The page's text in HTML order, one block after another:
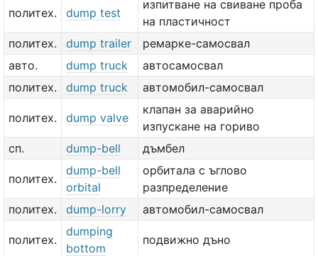
политех. dump test
изпитване на свиване проба
на пластичност
политех.
dump trailer
ремарке-самосвал
авто.
dump truck
автосамосвал
политех.
dump truck автомобил-самосвал
политех. dump valve
клапан за аварийно
изпускане на гориво
сп.
dump-bell дъмбел
политех.
dump-bell
orbital
орбитала с ъглово
разпределение
политех.
dump-lorry автомобил-самосвал
политех.
dumping
bottom
подвижно дъно